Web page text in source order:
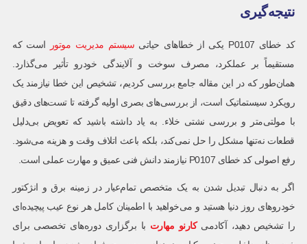
نتیجه‌گیری
کد خطای P0107 یکی از خطاهای حیاتی سیستم مدیریت موتور
است که
مستقیماً بر عملکرد، مصرف سوخت و آلایندگی خودرو تأثیر می‌گذارد.
همان‌طور که در این مقاله جامع بررسی کردیم، تشخیص این خطا نیازمند یک
رویکرد سیستماتیک است، از بررسی‌های بصری اولیه گرفته تا تست‌های دقیق
با مولتی‌متر و بررسی نشتی خلاء. به یاد داشته باشید که تعویض بی‌دلیل
قطعات نه‌تنها مشکل را حل نمی‌کند، بلکه باعث اتلاف وقت و هزینه می‌شود.
رفع اصولی کد خطای P0107 نیازمند دانش فنی عمیق و مهارت عملی است.
اگر به دنبال تبدیل شدن به یک متخصص تمام‌عیار در زمینه برق و انژکتور
خودروهای روز دنیا هستید و می‌خواهید با اطمینان کامل هر نوع عیب پیچیده‌ای
را تشخیص دهید، آکادمیکارنو مهارت با برگزاری دوره‌های تخصصی برای